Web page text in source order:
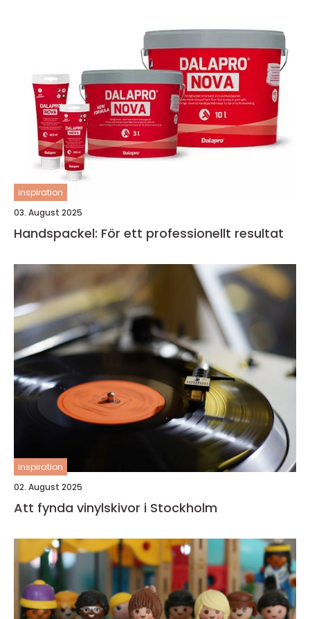
inspiration
03. August 2025
Handspackel: För ett professionellt resultat
inspiration
02. August 2025
Att fynda vinylskivor i Stockholm